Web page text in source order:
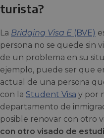
turista?
La Bridging Visa E (BVE)
persona no se quede sin
de un problema en su
ejemplo, puede ser que
actual de una persona
con la Student Visa y por
departamento de
posible renovar con otro
con otro visado de